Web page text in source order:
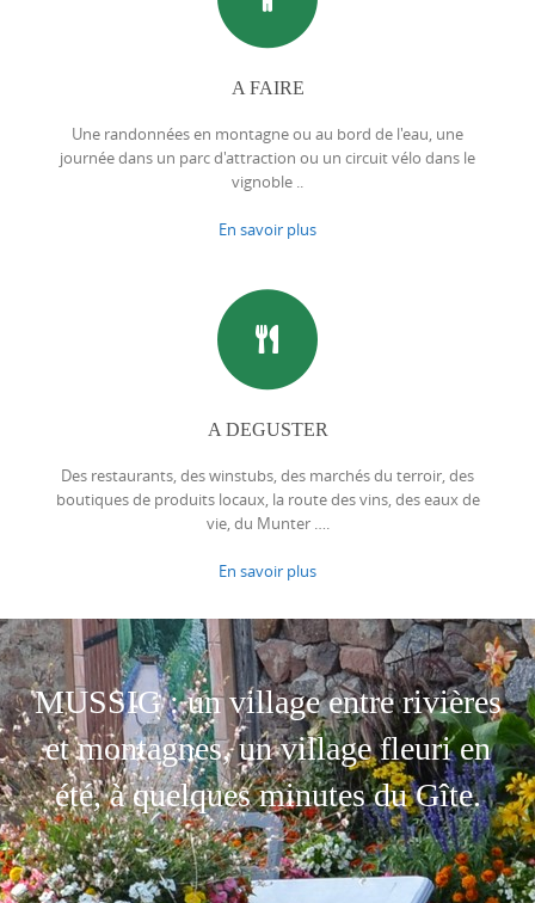
A FAIRE
Une randonnées en montagne ou au bord de l'eau, une
journée dans un parc d'attraction ou un circuit vélo dans le
vignoble ..
En savoir plus
A DEGUSTER
Des restaurants, des winstubs, des marchés du terroir, des
boutiques de produits locaux, la route des vins, des eaux de
vie, du Munter ….
En savoir plus
MUSSIG : un village entre rivières
et montagnes, un village fleuri en
été, à quelques minutes du Gîte.